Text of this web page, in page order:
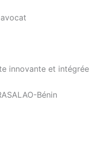
innovante et intégrée
Bénin